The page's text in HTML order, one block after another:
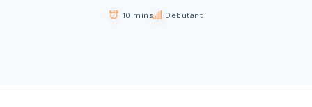
10 mins Débutant